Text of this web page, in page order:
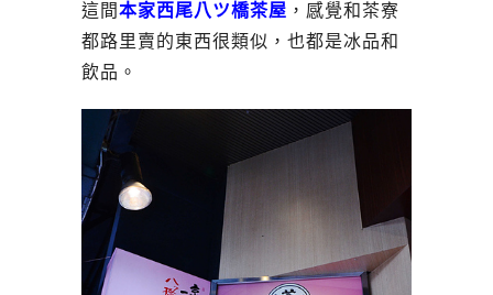
這間本家西尾八ツ橋茶屋 ，感覺和茶寮
都路里賣的東西很類似，也都是冰品和
飲品。